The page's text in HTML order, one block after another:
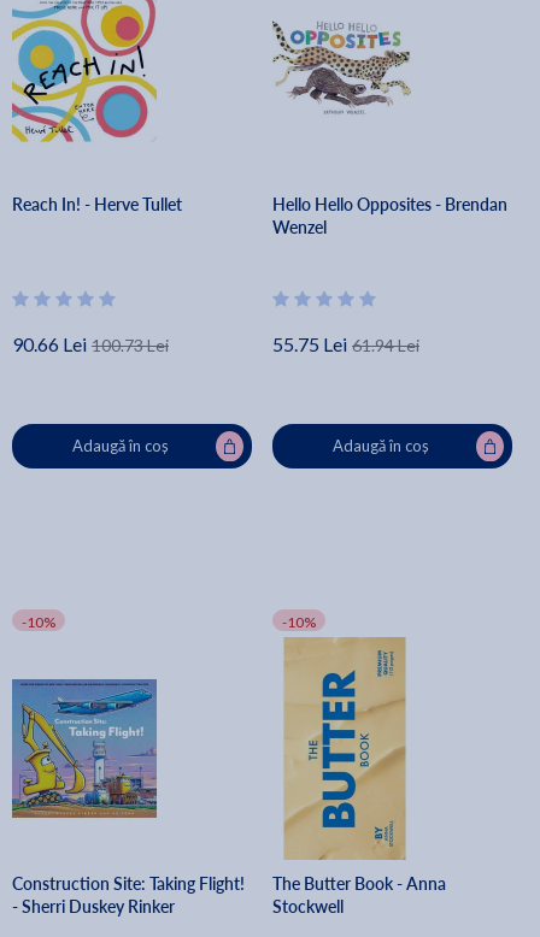
Reach In! - Herve Tullet
90.66 Lei 100.73 Lei
Adaugă în coș
Hello Hello Opposites - Brendan
Wenzel
55.75 Lei 61.94 Lei
Adaugă în coș
-10%
Construction Site: Taking Flight!
- Sherri Duskey Rinker
-10%
The Butter Book - Anna
Stockwell